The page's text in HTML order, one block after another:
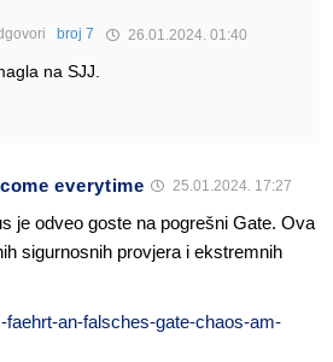
broj 7 26.01.2024. 01:40
na SJJ.
everytime 25.01.2024. 17:27
je odveo goste na pogrešni Gate. Ova
sigurnosnih provjera i ekstremnih
faehrt-an-falsches-gate-chaos-am-